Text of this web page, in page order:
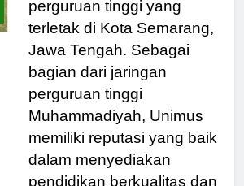
perguruan tinggi yang
terletak di Kota Semarang,
Jawa Tengah. Sebagai
bagian dari jaringan
perguruan tinggi
Muhammadiyah, Unimus
memiliki reputasi yang baik
dalam menyediakan